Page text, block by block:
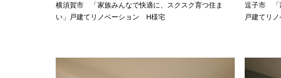
横須賀市 「家族みんなで快適に、スクスク育つ住ま
い」戸建てリノベーション H様宅
逗子市 「
戸建てリ